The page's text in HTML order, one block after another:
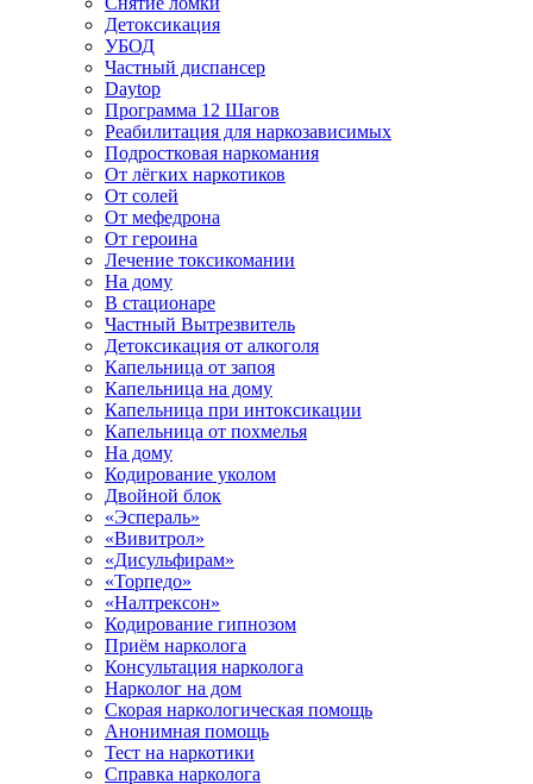
Детоксикация
УБОД
Частный диспансер
Daytop
Программа 12 Шагов
Реабилитация для наркозависимых
Подростковая наркомания
От лёгких наркотиков
От солей
От мефедрона
От героина
Лечение токсикомании
На дому
В стационаре
Частный Вытрезвитель
Детоксикация от алкоголя
Капельница от запоя
Капельница на дому
Капельница при интоксикации
Капельница от похмелья
На дому
Кодирование уколом
Двойной блок
«Эспераль»
«Вивитрол»
«Дисульфирам»
«Торпедо»
«Налтрексон»
Кодирование гипнозом
Приём нарколога
Консультация нарколога
Нарколог на дом
Скорая наркологическая помощь
Анонимная помощь
Тест на наркотики
Справка нарколога